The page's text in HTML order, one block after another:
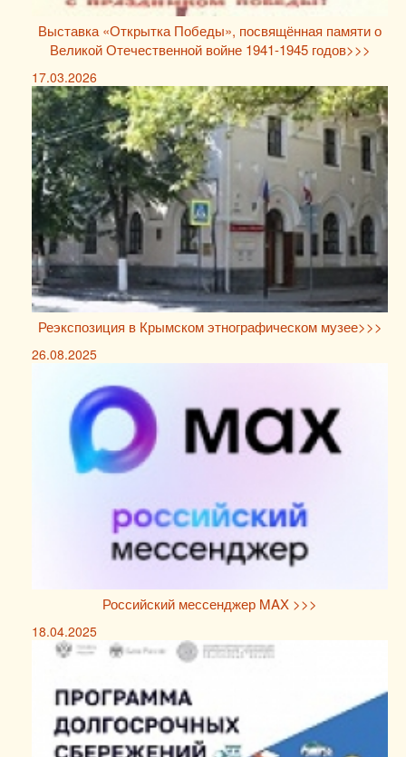
Выставка «Открытка Победы», посвящённая памяти о
Великой Отечественной войне 1941-1945 годов>>>
17.03.2026
Реэкспозиция в Крымском этнографическом музее>>>
26.08.2025
Российский мессенджер MAX >>>
18.04.2025